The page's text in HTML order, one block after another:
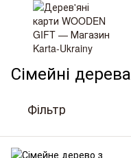
Сімейні дерева
Сімейні дерева
Фільтр